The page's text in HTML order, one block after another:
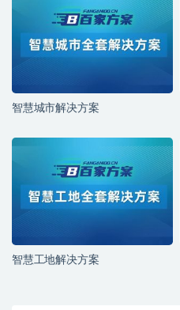
智慧城市解决方案
智慧工地解决方案